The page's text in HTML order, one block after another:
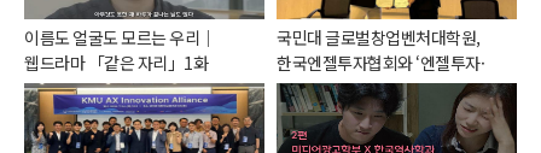
이름도 얼굴도 모르는 우리｜
웹드라마 「같은 자리」1화
국민대 글로벌창업벤처대학원,
한국엔젤투자협회와 ‘엔젤투자·
기술창업’ 공동연구 나선다